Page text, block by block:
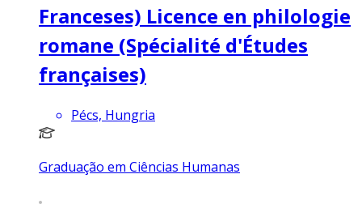
Franceses) Licence en philologie
romane (Spécialité d'Études
françaises)
Pécs, Hungria
Graduação em Ciências Humanas